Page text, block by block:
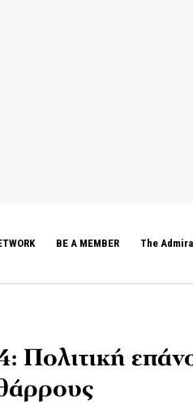
BE A MEMBER The